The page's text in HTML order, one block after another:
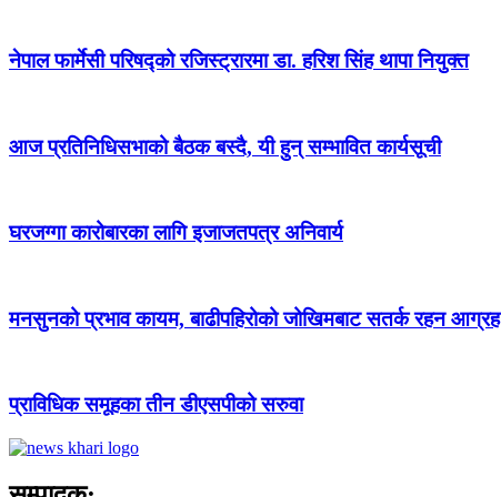
नेपाल फार्मेसी परिषद्को रजिस्ट्रारमा डा. हरिश सिंह थापा नियुक्त
आज प्रतिनिधिसभाको बैठक बस्दै, यी हुन् सम्भावित कार्यसूची
घरजग्गा कारोबारका लागि इजाजतपत्र अनिवार्य
मनसुनको प्रभाव कायम, बाढीपहिरोको जोखिमबाट सतर्क रहन आग्रह
प्राविधिक समूहका तीन डीएसपीको सरुवा